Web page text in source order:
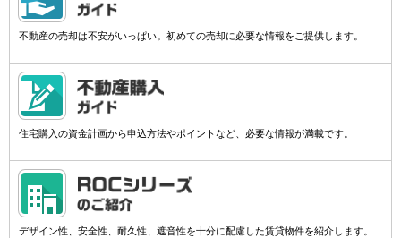
不動産の売却は不安がいっぱい。初めての売却に必要な情報をご提供します。
住宅購入の資金計画から申込方法やポイントなど、必要な情報が満載です。
デザイン性、安全性、耐久性、遮音性を十分に配慮した賃貸物件を紹介します。